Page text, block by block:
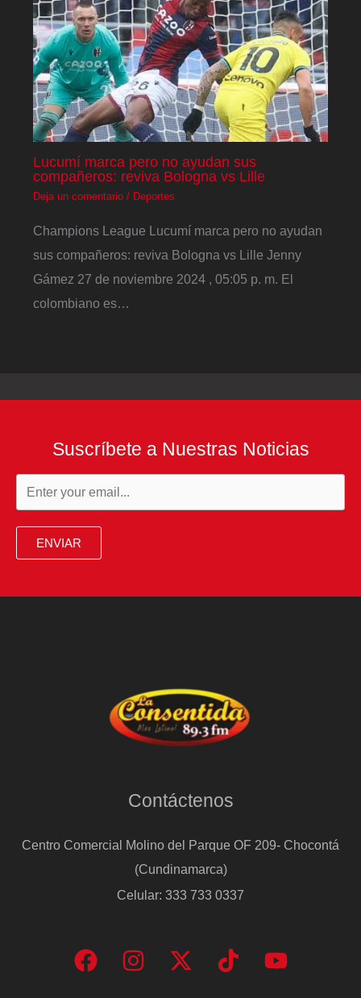
Lucumí marca pero no ayudan sus
compañeros: reviva Bologna vs Lille
Deja un comentario / Deportes
Champions League Lucumí marca pero no ayudan
sus compañeros: reviva Bologna vs Lille Jenny
Gámez 27 de noviembre 2024 , 05:05 p. m. El
colombiano es…
Suscríbete a Nuestras Noticias
ENVIAR
Contáctenos
Centro Comercial Molino del Parque OF 209- Chocontá
(Cundinamarca)
Celular: 333 733 0337